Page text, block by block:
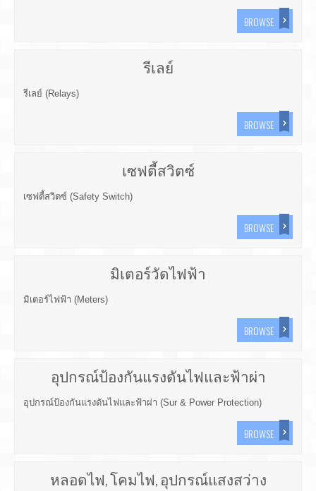
BROWSE
รีเลย์
รีเลย์ (Relays)
BROWSE
เซฟตี้สวิตซ์
เซฟตี้สวิตซ์ (Safety Switch)
BROWSE
มิเตอร์วัดไฟฟ้า
มิเตอร์ไฟฟ้า (Meters)
BROWSE
อุปกรณ์ป้องกันแรงดันไฟและฟ้าผ่า
อุปกรณ์ป้องกันแรงดันไฟและฟ้าผ่า (Sur & Power Protection)
BROWSE
หลอดไฟ, โคมไฟ, อุปกรณ์แสงสว่าง